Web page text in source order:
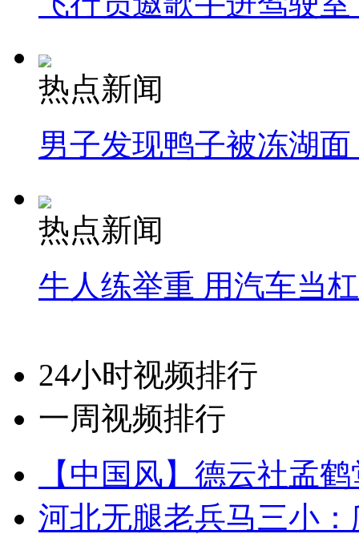
热点新闻
男子发现鸭子被冻湖
热点新闻
牛人练举重 用汽车当
24小时视频排行
一周视频排行
【中国风】德云社孟
河北无腿老兵马三小